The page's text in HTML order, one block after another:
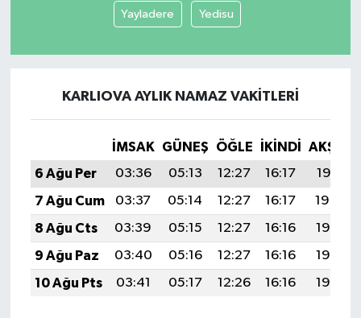
Yayladere Yedisu
KARLIOVA AYLIK NAMAZ VAKITLERI
İMSAK GÜNEŞ ÖĞLE İKINDI
AKŞAM
6 Ağu Per
03:36 05:13 12:27 16:17
19:31
7 Ağu Cum
03:37 05:14 12:27 16:17
19:29
8 Ağu Cts
03:39 05:15 12:27 16:16
19:28
9 Ağu Paz
03:40 05:16 12:27 16:16
19:27
10 Ağu Pts
03:41 05:17 12:26 16:16 19:26